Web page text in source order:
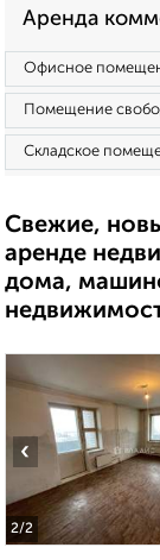
Аренда
Офисное
Помещение
Складское
Свежие,
аренде
дома,
2/2
‹